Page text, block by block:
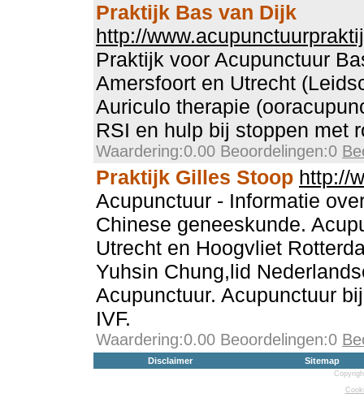
Praktijk Bas van Dijk
http://
Praktijk voor Acupunctuur
Amersfoort en Utrecht
Auriculo therapie
RSI en hulp bij stoppen met
Waardering:0.00 Beoordelingen:0
Praktijk Gilles Stoop http://
Acupunctuur - Informatie
Chinese geneeskunde.
Utrecht en Hoogvliet
Yuhsin Chung,lid
Acupunctuur. Acupunctuur
IVF.
Waardering:0.00 Beoordelingen:0
Disclaimer Sitemap